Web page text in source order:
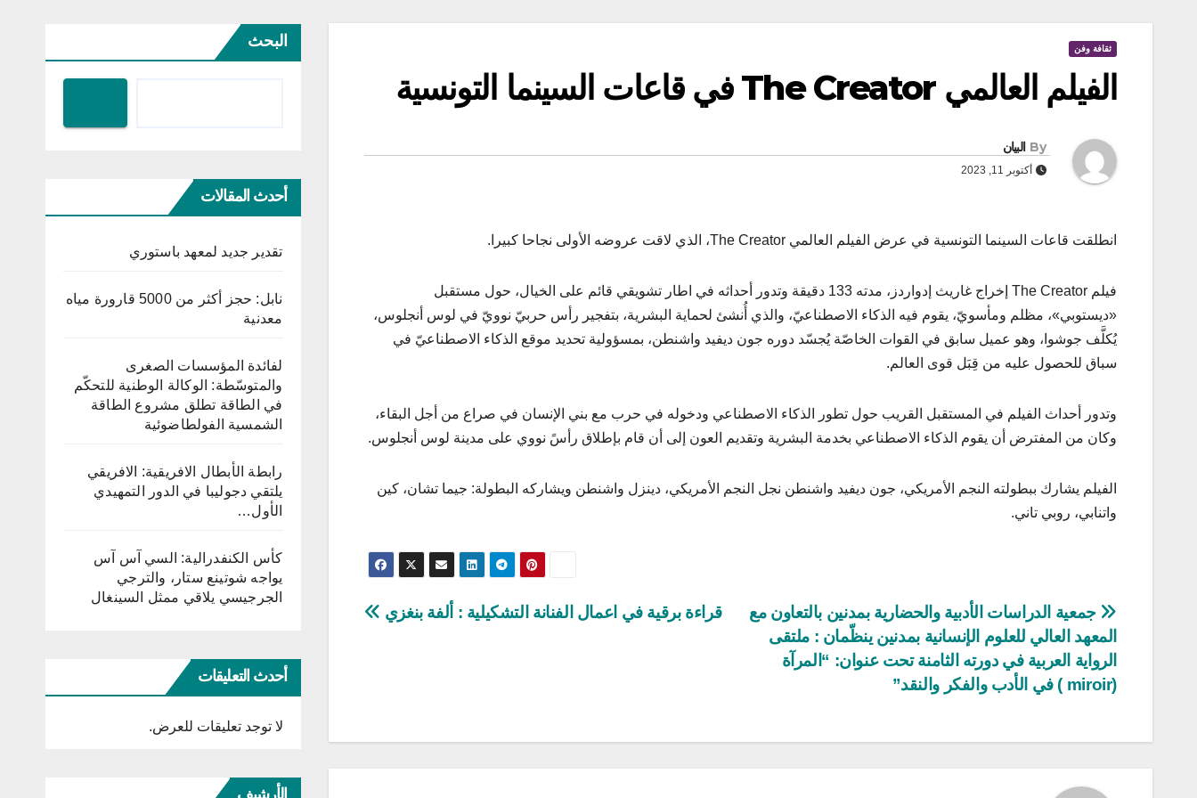
ثقافة وفن
الفيلم العالمي The Creator في قاعات السينما التونسية
By البيان
أكتوبر 11, 2023
انطلقت قاعات السينما التونسية في عرض الفيلم العالمي The Creator، الذي لاقت عروضه الأولى نجاحا كبيرا.
فيلم The Creator إخراج غاريث إدواردز، مدته 133 دقيقة وتدور أحداثه في اطار تشويقي قائم على الخيال، حول مستقبل
«ديستوبي»، مظلم ومأسويّ، يقوم فيه الذكاء الاصطناعيّ، والذي أُنشئ لحماية البشرية، بتفجير رأس حربيّ نوويّ في لوس أنجلوس،
يُكلَّف جوشوا، وهو عميل سابق في القوات الخاصّة يُجسّد دوره جون ديفيد واشنطن، بمسؤولية تحديد موقع الذكاء الاصطناعيّ في
سباق للحصول عليه من قِبَل قوى العالم.
وتدور أحداث الفيلم في المستقبل القريب حول تطور الذكاء الاصطناعي ودخوله في حرب مع بني الإنسان في صراع من أجل البقاء،
وكان من المفترض أن يقوم الذكاء الاصطناعي بخدمة البشرية وتقديم العون إلى أن قام بإطلاق رأسً نووي على مدينة لوس أنجلوس.
الفيلم يشارك ببطولته النجم الأمريكي، جون ديفيد واشنطن نجل النجم الأمريكي، دينزل واشنطن ويشاركه البطولة: جيما تشان، كين
واتنابي، روبي تاني.
تصفّح
المقالات
قراءة برقية في اعمال الفنانة التشكيلية : ألفة بنغزي
جمعية الدراسات الأدبية والحضارية بمدنين بالتعاون مع
المعهد العالي للعلوم الإنسانية بمدنين ينظّمان : ملتقى
الرواية العربية في دورته الثامنة تحت عنوان: “المرآة
(miroir ) في الأدب والفكر والنقد”
البحث
أحدث المقالات
تقدير جديد لمعهد باستوري
نابل: حجز أكثر من 5000 قارورة مياه
معدنية
لفائدة المؤسسات الصغرى
والمتوسّطة: الوكالة الوطنية للتحكّم
في الطاقة تطلق مشروع الطاقة
الشمسية الفولطاضوئية
رابطة الأبطال الافريقية: الافريقي
يلتقي دجوليبا في الدور التمهيدي
الأول…
كأس الكنفدرالية: السي آس آس
يواجه شوتينع ستار، والترجي
الجرجيسي يلاقي ممثل السينغال
أحدث التعليقات
لا توجد تعليقات للعرض.